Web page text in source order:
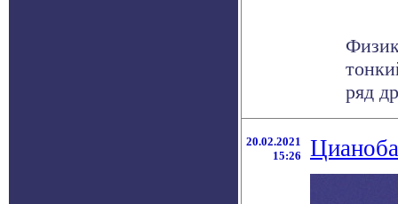
ряд
20.02.2021
15:26